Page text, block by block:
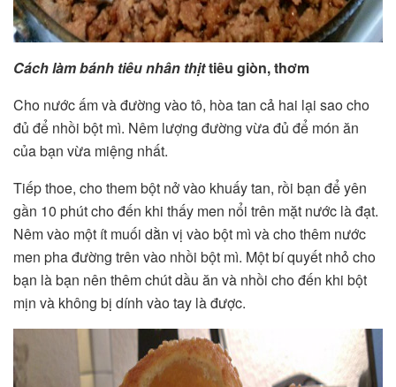
Cách làm bánh tiêu nhân thịttiêu giòn, thơm
Cho nước ấm và đường vào tô, hòa tan cả hai lại sao cho
đủ để nhồi bột mì. Nêm lượng đường vừa đủ để món ăn
của bạn vừa miệng nhất.
Tiếp thoe, cho them bột nở vào khuấy tan, rồi bạn để yên
gần 10 phút cho đến khi thấy men nổi trên mặt nước là đạt.
Nêm vào một ít muối dằn vị vào bột mì và cho thêm nước
men pha đường trên vào nhồi bột mì. Một bí quyết nhỏ cho
bạn là bạn nên thêm chút dầu ăn và nhồi cho đến khi bột
mịn và không bị dính vào tay là được.